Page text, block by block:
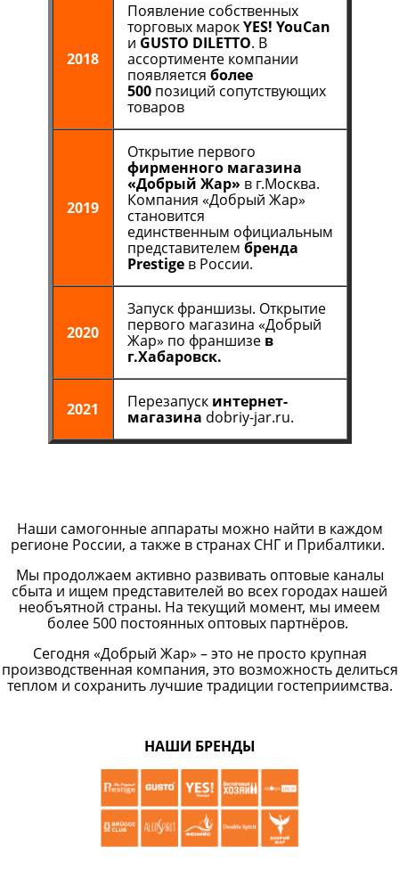
2018
Появление собственных
торговых марокYES! YouCan
и GUSTO DILETTO. В
ассортименте компании
появляется более
500позиций сопутствующих
товаров
2019
Открытие первого
фирменного магазина
«Добрый Жар» в г.Москва.
Компания «Добрый Жар»
становится
единственным официальным
представителем бренда
Prestigeв России.
2020
Запуск франшизы. Открытие
первого магазина «Добрый
Жар» по франшизе в
г.Хабаровск.
2021 Перезапуск интернет-
магазина dobriy-jar.ru.
Наши самогонные аппараты можно найти в каждом
регионе России, а также в странах СНГ и Прибалтики.
Мы продолжаем активно развивать оптовые каналы
сбыта и ищем представителей во всех городах нашей
необъятной страны. На текущий момент, мы имеем
более 500 постоянных оптовых партнёров.
Сегодня «Добрый Жар» – это не просто крупная
производственная компания, это возможность делиться
теплом и сохранить лучшие традиции гостеприимства.
НАШИ БРЕНДЫ